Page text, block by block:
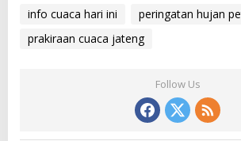
info cuaca hari ini
peringatan hujan
prakiraan cuaca jateng
Follow Us